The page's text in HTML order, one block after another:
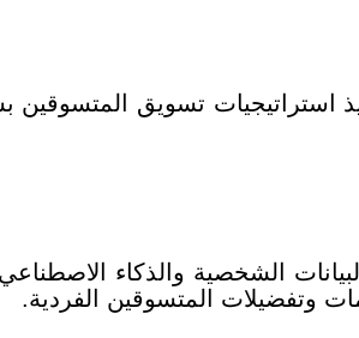
استراتيجيات تسويق
الشخصية والذكاء
وتفضيلات المتسوقين الفردية.